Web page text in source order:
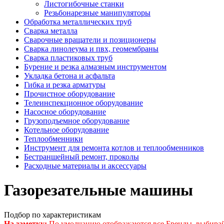
Листогибочные станки
Резьбонарезные манипуляторы
Обработка металлических труб
Сварка металла
Сварочные вращатели и позиционеры
Сварка линолеума и пвх, геомембраны
Сварка пластиковых труб
Бурение и резка алмазным инструментом
Укладка бетона и асфальта
Гибка и резка арматуры
Прочистное оборудование
Телеинспекционное оборудование
Насосное оборудование
Грузоподъемное оборудование
Котельное оборудование
Теплообменники
Инструмент для ремонта котлов и теплообменников
Бестраншейный ремонт, проколы
Расходные материалы и аксессуары
Газорезательные машины
Подбор по характеристикам